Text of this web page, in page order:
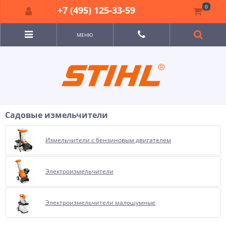
МЕНЮ
Садовые измельчители
Измельчители с бензиновым двигателем
Электроизмельчители
Электроизмельчители малошумные
+7 (495) 125-33-59 0